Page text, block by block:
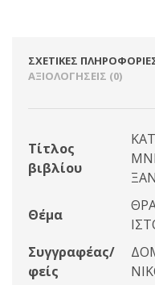
ΣΧΕΤΙΚΈΣ
ΑΞΙΟΛΟΓΉΣΕΙΣ (0)
Τίτλος
βιβλίου
Θέμα
Συγγραφέας/
φείς